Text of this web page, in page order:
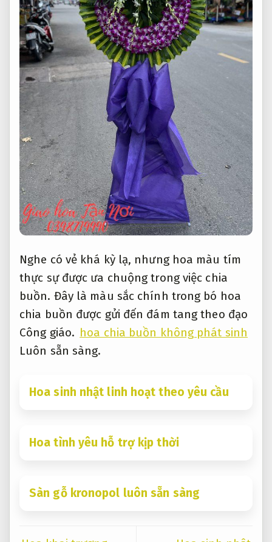
Nghe có vẻ khá kỳ lạ, nhưng hoa màu tím
thực sự được ưa chuộng trong việc chia
buồn. Đây là màu sắc chính trong bó hoa
chia buồn được gửi đến đám tang theo đạo
Công giáo. hoa chia buồn không phát sinh
Luôn sẵn sàng.
Hoa sinh nhật linh hoạt theo yêu cầu
Hoa tình yêu hỗ trợ kịp thời
Sàn gỗ kronopol luôn sẵn sàng